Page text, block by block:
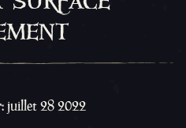
juillet 28 2022